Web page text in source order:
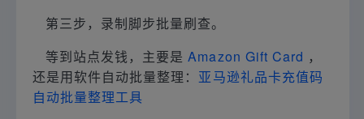
第三步，录制脚步批量刷查。
等到站点发钱，主要是Amazon Gift Card ，
还是用软件自动批量整理： 亚马逊礼品卡充值码
自动批量整理工具